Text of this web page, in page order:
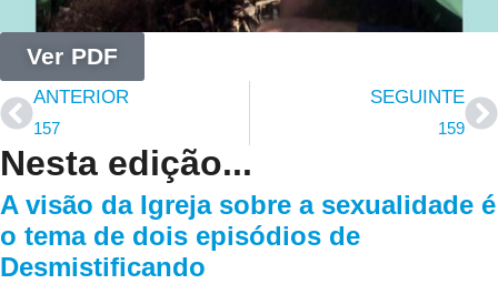
Ver PDF
ANTERIOR
157
SEGUINTE
159
Nesta edição...
A visão da Igreja sobre a sexualidade é
o tema de dois episódios de
Desmistificando